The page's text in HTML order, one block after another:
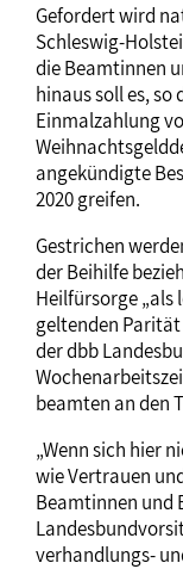
Gefordert wird
Schleswig-
die Beamtinnen
hinaus soll es, so
Einmalzahlung
angekündigte
2020 greifen.
Gestrichen
der Beihilfe
Heilfürsorge „als
geltenden
der dbb
beamten an den
„Wenn sich hier
wie Vertrauen
Beamtinnen und
verhandlungs-